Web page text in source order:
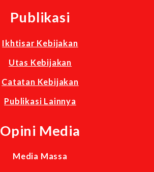
Publikasi
Ikhtisar Kebijakan
Utas Kebijakan
Catatan Kebijakan
Publikasi Lainnya
Opini Media
Media Massa